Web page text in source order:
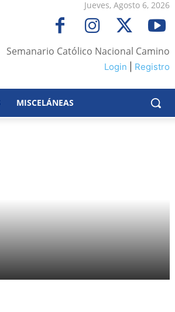
Jueves, Agosto 6, 2026
Semanario Católico Nacional Camino
Login Registro
MISCELÁNEAS